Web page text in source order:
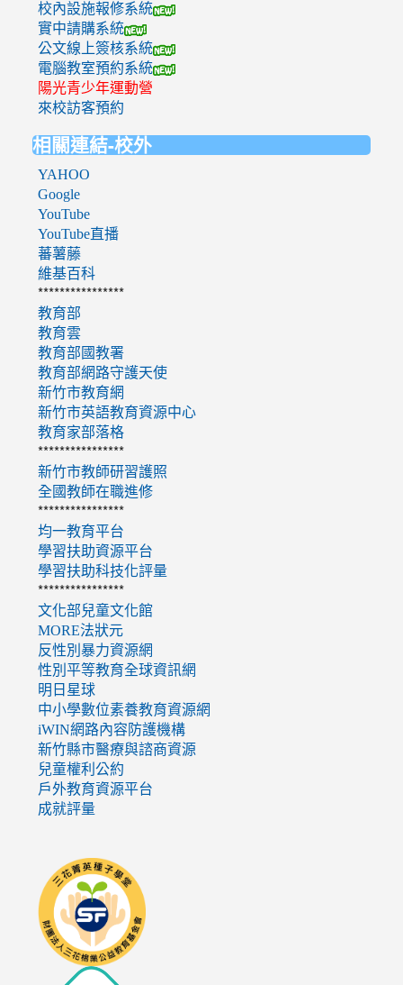
校內設施報修系統
實中請購系統
公文線上簽核系統
電腦教室預約系統
陽光青少年運動營
來校訪客預約
相關連結-校外
YAHOO
Google
YouTube
YouTube直播
蕃薯藤
維基百科
****************
教育部
教育雲
教育部國教署
教育部網路守護天使
新竹市教育網
新竹市英語教育資源中心
教育家部落格
****************
新竹市教師研習護照
全國教師在職進修
****************
均一教育平台
學習扶助資源平台
學習扶助科技化評量
****************
文化部兒童文化館
MORE法狀元
反性別暴力資源網
性別平等教育全球資訊網
明日星球
中小學數位素養教育資源網
iWIN網路內容防護機構
新竹縣市醫療與諮商資源
兒童權利公約
戶外教育資源平台
成就評量
http://seedschool.sunflower.org.tw/